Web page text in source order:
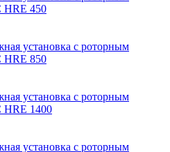
HRE 450
установка с роторным
HRE 850
установка с роторным
HRE 1400
установка с роторным